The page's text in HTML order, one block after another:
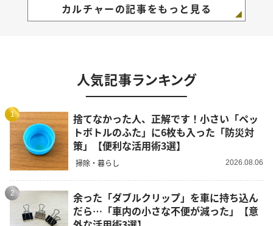
カルチャーの記事をもっと見る
人気記事ランキング
1
捨てなかった人、正解です！小さい「ペッ
トボトルのふた」に6枚も入った「防災対
策」【便利な活用術3選】
掃除・暮らし 2026.08.06
2
余った「ダブルクリップ」を車に持ち込ん
だら…「車内の小さな不便が減った」【意